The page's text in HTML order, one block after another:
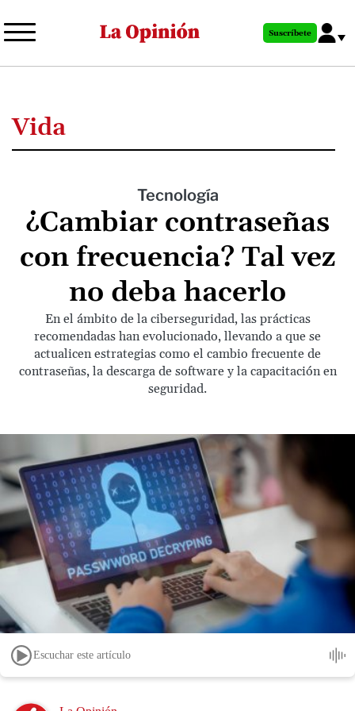
al
principal
Suscríbete
Vida
Tecnología
¿Cambiar contraseñas
con frecuencia? Tal vez
no deba hacerlo
En el ámbito de la ciberseguridad, las prácticas
recomendadas han evolucionado, llevando a que se
actualicen estrategias como el cambio frecuente de
contraseñas, la descarga de software y la capacitación en
seguridad.
Escuchar este artículo